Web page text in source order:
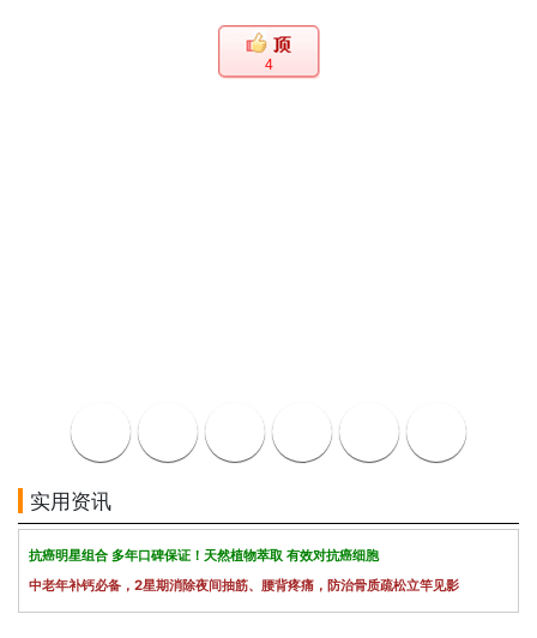
4
实用资讯
抗癌明星组合 多年口碑保证！天然植物萃取 有效对抗癌细胞
中老年补钙必备，2星期消除夜间抽筋、腰背疼痛，防治骨质疏松立竿见影